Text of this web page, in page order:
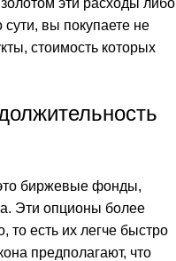
эти расходы либо
сути, вы покупаете не
стоимость которых
биржевые фонды,
Эти опционы более
то есть их легче быстро
предполагают, что